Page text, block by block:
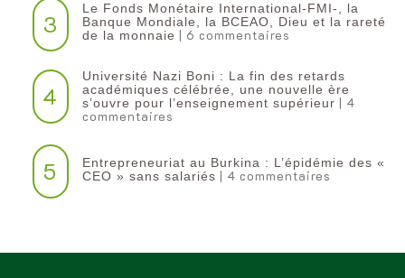
3
Le Fonds Monétaire International-FMI-, la
Banque Mondiale, la BCEAO, Dieu et la rareté
de la monnaie | 6 commentaires
4
Université Nazi Boni : La fin des retards
académiques célébrée, une nouvelle ère
s’ouvre pour l’enseignement supérieur | 4
commentaires
5
Entrepreneuriat au Burkina : L’épidémie des «
CEO » sans salariés | 4 commentaires